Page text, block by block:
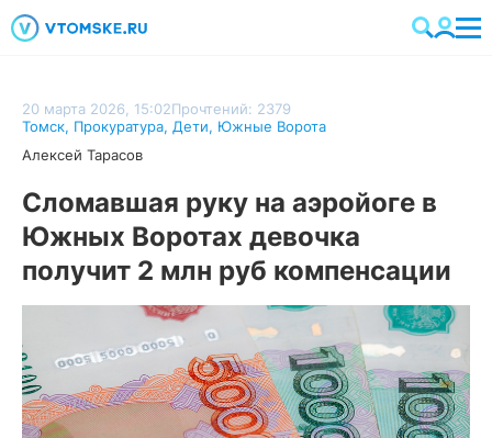
20 марта 2026, 15:02Прочтений: 2379
Томск, Прокуратура, Дети, Южные Ворота
Алексей Тарасов
Сломавшая руку на аэройоге в
Южных Воротах девочка
получит 2 млн руб компенсации